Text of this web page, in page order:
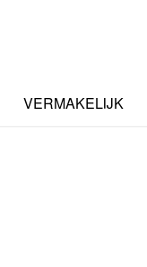
VERMAKELIJK